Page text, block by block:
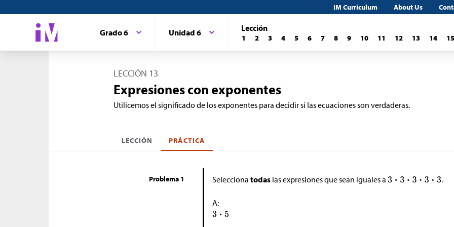
IM Curriculum About Us
Grado 6 Unidad 6 Lección
1 2 3 4 5 6 7 8 9 10 11 12 13 14 15
LECCIÓN 13
Expresiones con exponentes
Utilicemos el significado de los exponentes para decidir si las ecuaciones son verdaderas.
LECCIÓN PRÁCTICA
Problema 1 Selecciona todas las expresiones que sean iguales a .
A: